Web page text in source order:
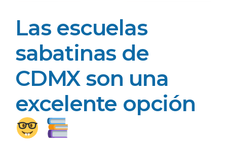
Las escuelas
sabatinas de
CDMX son una
excelente opción